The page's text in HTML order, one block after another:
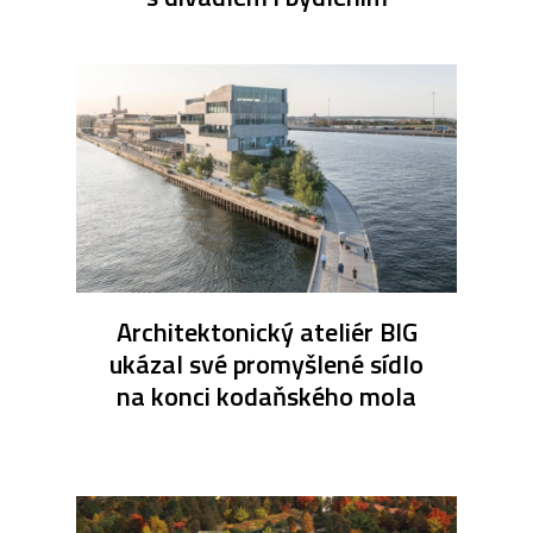
Architektonický ateliér BIG
ukázal své promyšlené sídlo
na konci kodaňského mola